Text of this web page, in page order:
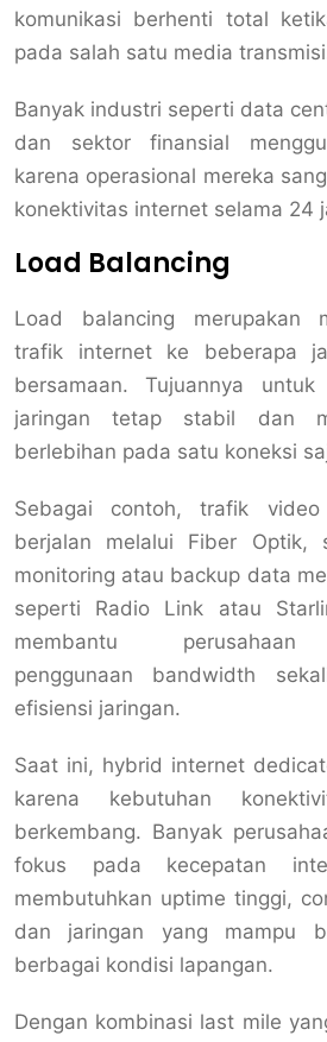
komunikasi berhenti total
pada salah satu media
Banyak industri seperti data
dan sektor finansial
karena operasional mereka
konektivitas internet selama 24
Load Balancing
Load balancing merupakan
trafik internet ke beberapa
bersamaan. Tujuannya
jaringan tetap stabil dan
berlebihan pada satu koneksi
Sebagai contoh, trafik
berjalan melalui Fiber Optik,
monitoring atau backup data
seperti Radio Link atau
membantu perusahaan
penggunaan bandwidth
efisiensi jaringan.
Saat ini, hybrid internet
karena kebutuhan
berkembang. Banyak
fokus pada kecepatan
membutuhkan uptime tinggi,
dan jaringan yang mampu
berbagai kondisi lapangan.
Dengan kombinasi last mile